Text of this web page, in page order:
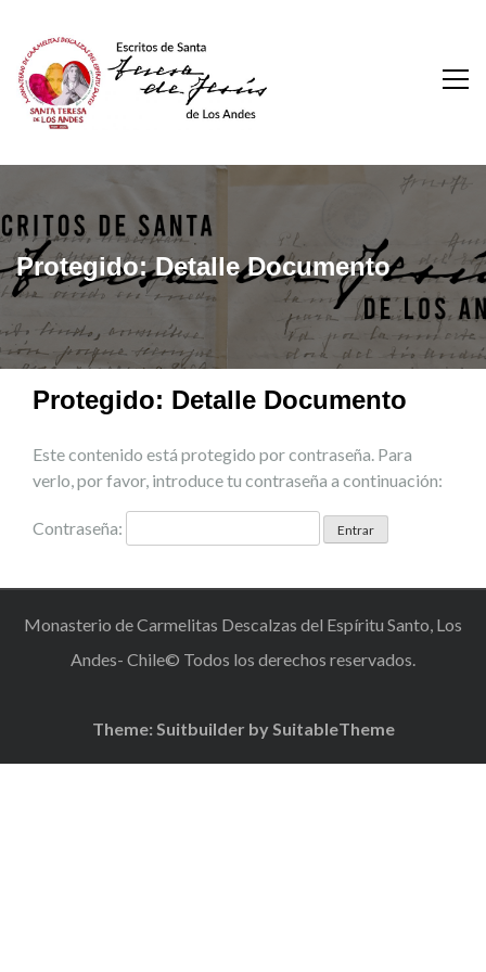
Protegido: Detalle Documento
Protegido: Detalle Documento
Este contenido está protegido por contraseña. Para
verlo, por favor, introduce tu contraseña a continuación:
Contraseña:
Monasterio de Carmelitas Descalzas del Espíritu Santo, Los
Andes- Chile© Todos los derechos reservados.
Theme: Suitbuilder bySuitableTheme